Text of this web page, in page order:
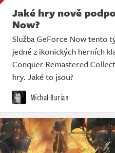
Jaké hry nově
Now?
Služba GeForce Now tento
jedné z ikonických herních
Conquer Remastered
hry. Jaké to jsou?
Michal Burian